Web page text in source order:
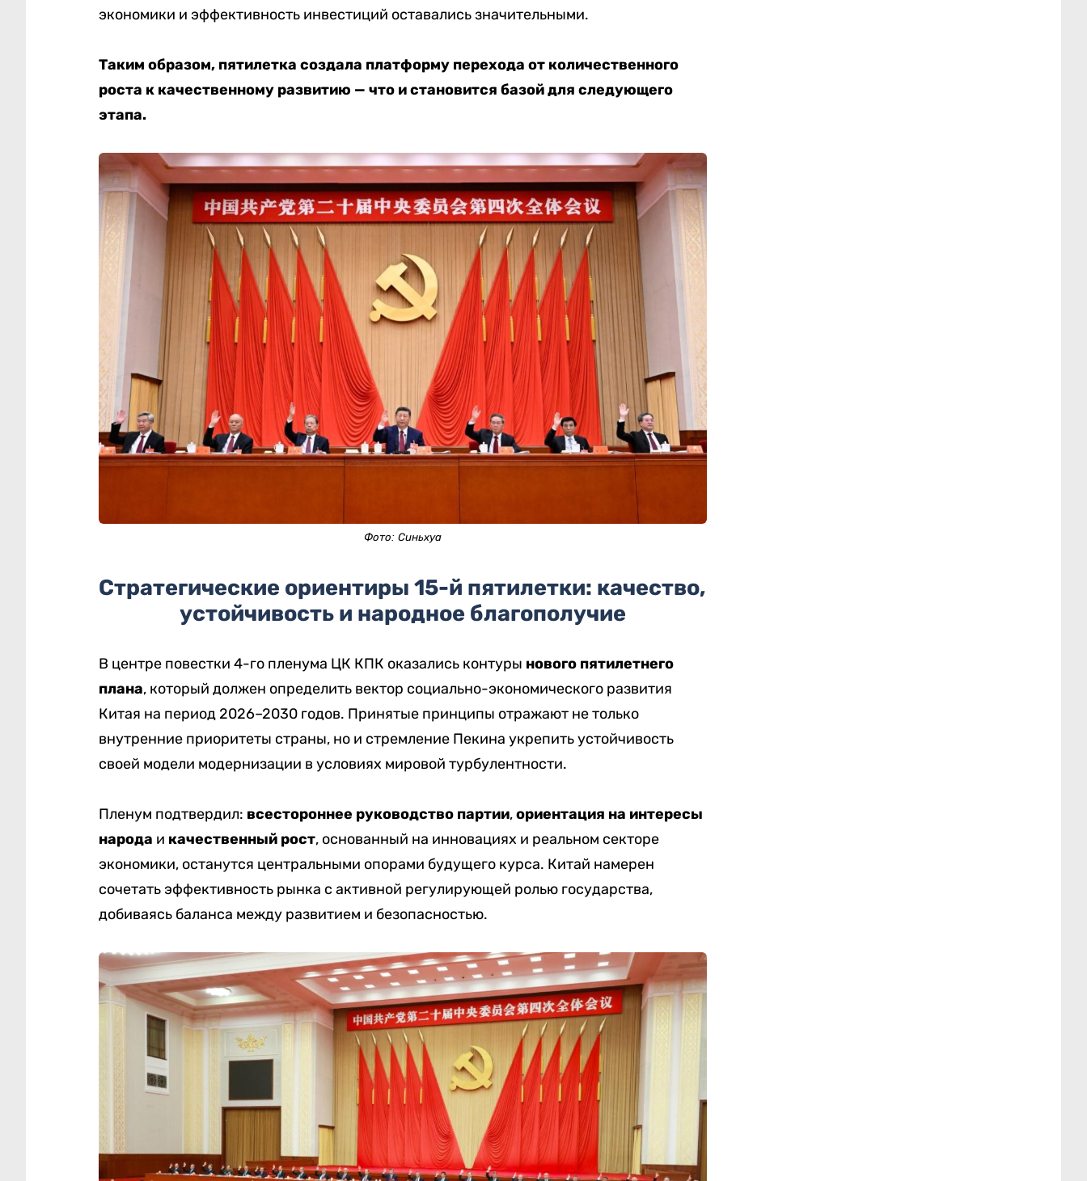
экономики и эффективность инвестиций оставались значительными.
Таким образом, пятилетка создала платформу перехода от количественного
роста к качественному развитию — что и становится базой для следующего
этапа.
Фото: Синьхуа
Стратегические ориентиры 15-й пятилетки: качество,
устойчивость и народное благополучие
В центре повестки 4-го пленума ЦК КПК оказались контуры нового пятилетнего
плана, который должен определить вектор социально-экономического развития
Китая на период 2026–2030 годов. Принятые принципы отражают не только
внутренние приоритеты страны, но и стремление Пекина укрепить устойчивость
своей модели модернизации в условиях мировой турбулентности.
Пленум подтвердил: всестороннее руководство партии,ориентация на интересы
народа и качественный рост, основанный на инновациях и реальном секторе
экономики, останутся центральными опорами будущего курса. Китай намерен
сочетать эффективность рынка с активной регулирующей ролью государства,
добиваясь баланса между развитием и безопасностью.